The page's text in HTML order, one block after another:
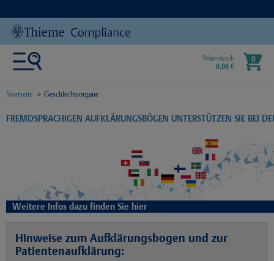
Warenkorb
0,00 €
0
Startseite Geschlechtsorgane
text.skipToContent
text.skipToNavigation
FREMDSPRACHIGEN AUFKLÄRUNGSBÖGEN UNTERSTÜTZEN SIE BEI
Weitere Infos dazu finden Sie hier
Hinweise zum Aufklärungsbogen und zur
Patientenaufklärung: